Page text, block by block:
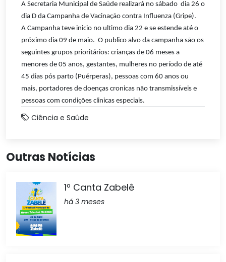
A Secretaria Municipal de Saúde realizará no sábado dia 26 o
dia D da Campanha de Vacinação contra Influenza (Gripe).
A Campanha teve inicio no ultimo dia 22 e se estende até o
próximo dia 09 de maio. O publico alvo da campanha são os
seguintes grupos prioritários: crianças de 06 meses a
menores de 05 anos, gestantes, mulheres no período de até
45 dias pós parto (Puérperas), pessoas com 60 anos ou
mais, portadores de doenças cronicas não transmissíveis e
pessoas com condições clinicas especiais.
Ciência e Saúde
Outras Notícias
1º Canta Zabelê
há 3 meses